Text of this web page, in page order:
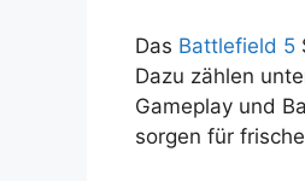
Das Battlefield 5
Dazu zählen
Gameplay und
sorgen für